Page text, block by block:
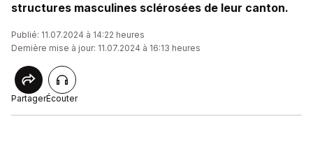
structures masculines sclérosées de leur canton.
Publié: 11.07.2024 à 14:22 heures
Dernière mise à jour: 11.07.2024 à 16:13 heures
PartagerÉcouter